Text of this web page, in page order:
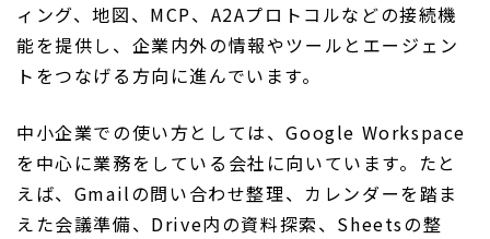
ィング、地図、MCP、A2Aプロトコルなどの接続機
能を提供し、企業内外の情報やツールとエージェン
トをつなげる方向に進んでいます。
中小企業での使い方としては、Google Workspace
を中心に業務をしている会社に向いています。たと
えば、Gmailの問い合わせ整理、カレンダーを踏ま
えた会議準備、Drive内の資料探索、Sheetsの整